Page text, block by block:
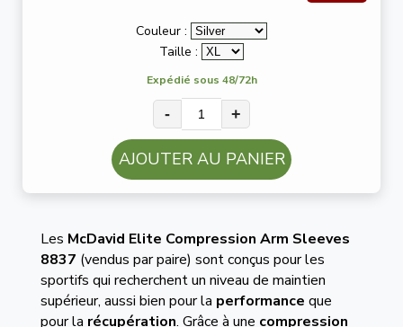
Couleur :
Taille :
Expédié sous 48/72h
- +
AJOUTER AU PANIER
Les McDavid Elite Compression Arm Sleeves
8837 (vendus par paire) sont conçus pour les
sportifs qui recherchent un niveau de maintien
supérieur, aussi bien pour la performance que
pour la récupération. Grâce à une compression